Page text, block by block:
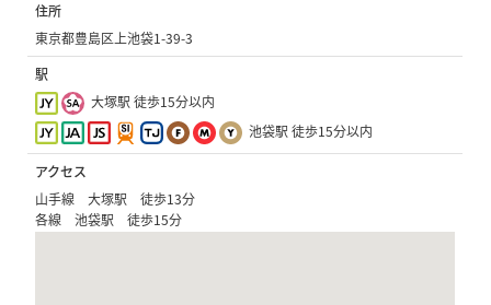
住所
東京都豊島区上池袋1-39-3
駅
大塚駅 徒歩15分以内
池袋駅 徒歩15分以内
アクセス
山手線 大塚駅 徒歩13分
各線 池袋駅 徒歩15分